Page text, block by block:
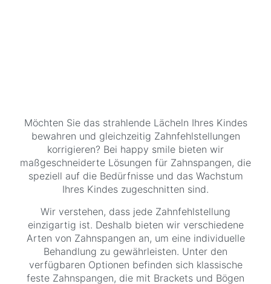
Möchten Sie das strahlende Lächeln Ihres Kindes
bewahren und gleichzeitig Zahnfehlstellungen
korrigieren? Bei happy smile bieten wir
maßgeschneiderte Lösungen für Zahnspangen, die
speziell auf die Bedürfnisse und das Wachstum
Ihres Kindes zugeschnitten sind.
Wir verstehen, dass jede Zahnfehlstellung
einzigartig ist. Deshalb bieten wir verschiedene
Arten von Zahnspangen an, um eine individuelle
Behandlung zu gewährleisten. Unter den
verfügbaren Optionen befinden sich klassische
feste Zahnspangen, die mit Brackets und Bögen